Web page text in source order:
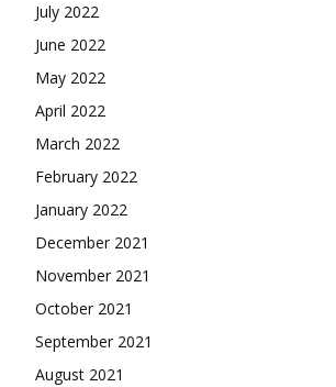
July 2022
June 2022
May 2022
April 2022
March 2022
February 2022
January 2022
December 2021
November 2021
October 2021
September 2021
August 2021